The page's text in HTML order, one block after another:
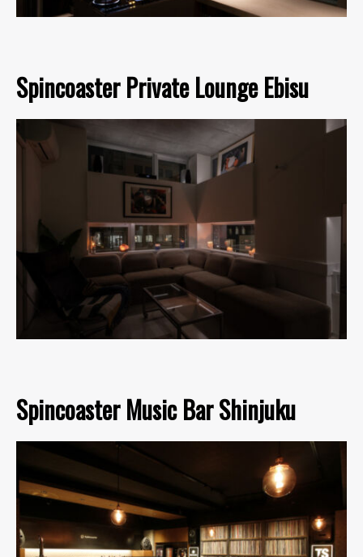
Spincoaster Private Lounge Ebisu
Spincoaster Music Bar Shinjuku